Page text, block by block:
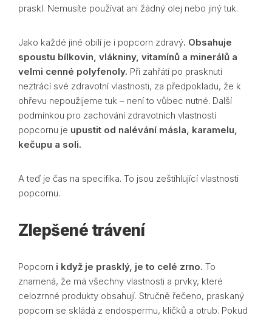
praskl. Nemusíte používat ani žádný olej nebo jiný tuk.
Jako každé jiné obilí je i popcorn zdravý. Obsahuje
spoustu bílkovin, vlákniny, vitamínů a minerálů a
velmi cenné polyfenoly. Při zahřátí po prasknutí
neztrácí své zdravotní vlastnosti, za předpokladu, že k
ohřevu nepoužijeme tuk – není to vůbec nutné. Další
podmínkou pro zachování zdravotních vlastností
popcornu je upustit od nalévání másla, karamelu,
kečupu a soli.
A teď je čas na specifika. To jsou zeštíhlující vlastnosti
popcornu.
Zlepšené trávení
Popcorn i když je prasklý, je to celé zrno. To
znamená, že má všechny vlastnosti a prvky, které
celozrnné produkty obsahují. Stručně řečeno, praskaný
popcorn se skládá z endospermu, klíčků a otrub. Pokud